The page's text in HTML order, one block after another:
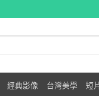
經典影像 台灣美學 短